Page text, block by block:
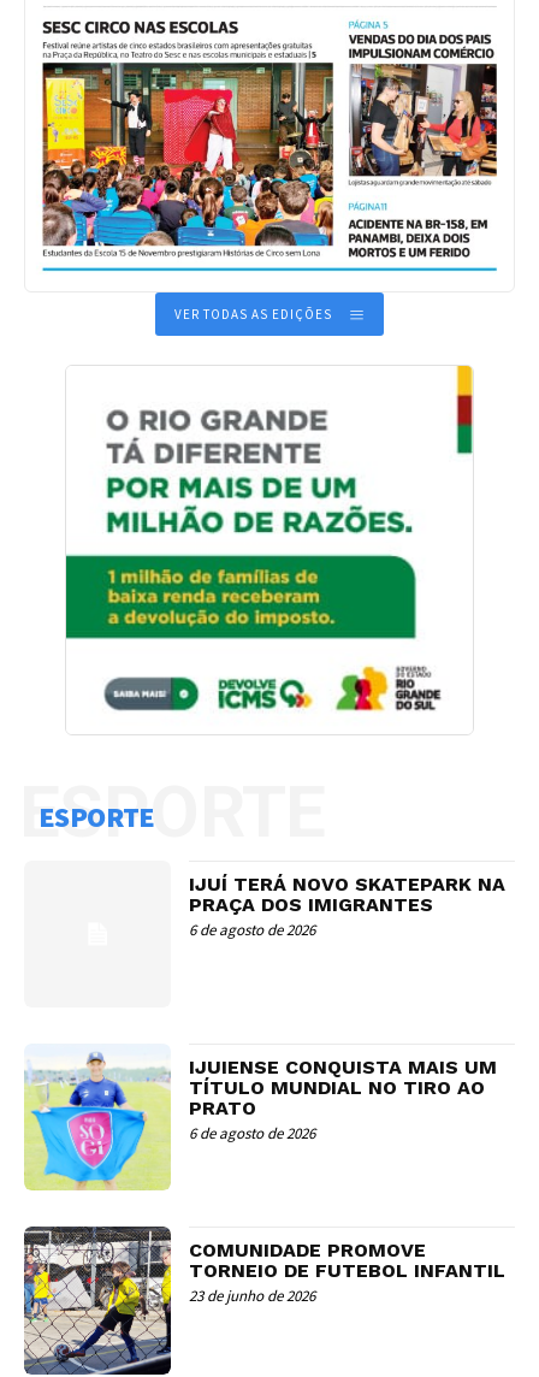
VER TODAS AS EDIÇÕES
ESPORTE
ESPORTE
IJUÍ TERÁ NOVO SKATEPARK NA
PRAÇA DOS IMIGRANTES
6 de agosto de 2026
IJUIENSE CONQUISTA MAIS UM
TÍTULO MUNDIAL NO TIRO AO
PRATO
6 de agosto de 2026
COMUNIDADE PROMOVE
TORNEIO DE FUTEBOL INFANTIL
23 de junho de 2026